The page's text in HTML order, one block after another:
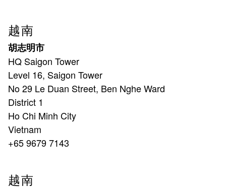
越南
胡志明市
HQ Saigon Tower
Level 16, Saigon Tower
No 29 Le Duan Street, Ben Nghe Ward
District 1
Ho Chi Minh City
Vietnam
+65 9679 7143
越南